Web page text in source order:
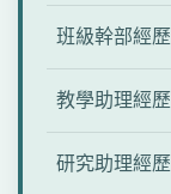
班級幹部經歷
教學助理經歷
研究助理經歷